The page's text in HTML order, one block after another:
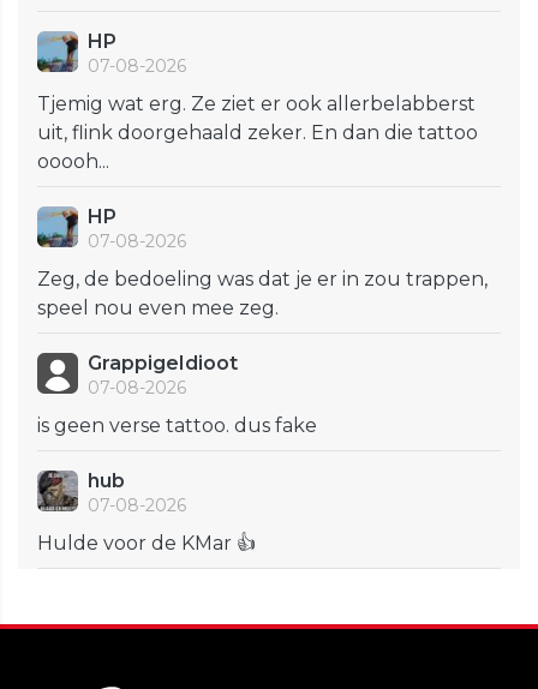
HP
07-08-2026
Tjemig wat erg. Ze ziet er ook allerbelabberst
uit, flink doorgehaald zeker. En dan die tattoo
ooooh...
HP
07-08-2026
Zeg, de bedoeling was dat je er in zou trappen,
speel nou even mee zeg.
GrappigeIdioot
07-08-2026
is geen verse tattoo. dus fake
hub
07-08-2026
Hulde voor de KMar 👍